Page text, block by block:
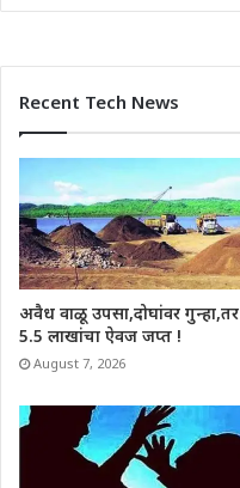
Recent Tech News
अवैध वाळू उपसा,दोघांवर गुन्हा,तर
5.5 लाखांचा ऐवज जप्त !
August 7, 2026